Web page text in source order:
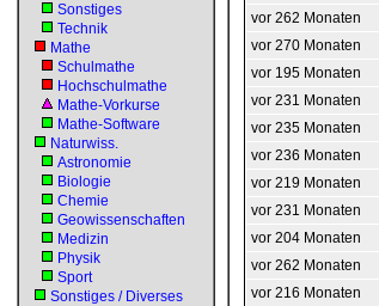
Sonstiges
Technik
Mathe
Schulmathe
Hochschulmathe
Mathe-Vorkurse
Mathe-Software
Naturwiss.
Astronomie
Biologie
Chemie
Geowissenschaften
Medizin
Physik
Sport
Sonstiges / Diverses
vor 262 Monaten
vor 270 Monaten
vor 195 Monaten
vor 231 Monaten
vor 235 Monaten
vor 236 Monaten
vor 219 Monaten
vor 231 Monaten
vor 204 Monaten
vor 262 Monaten
vor 216 Monaten